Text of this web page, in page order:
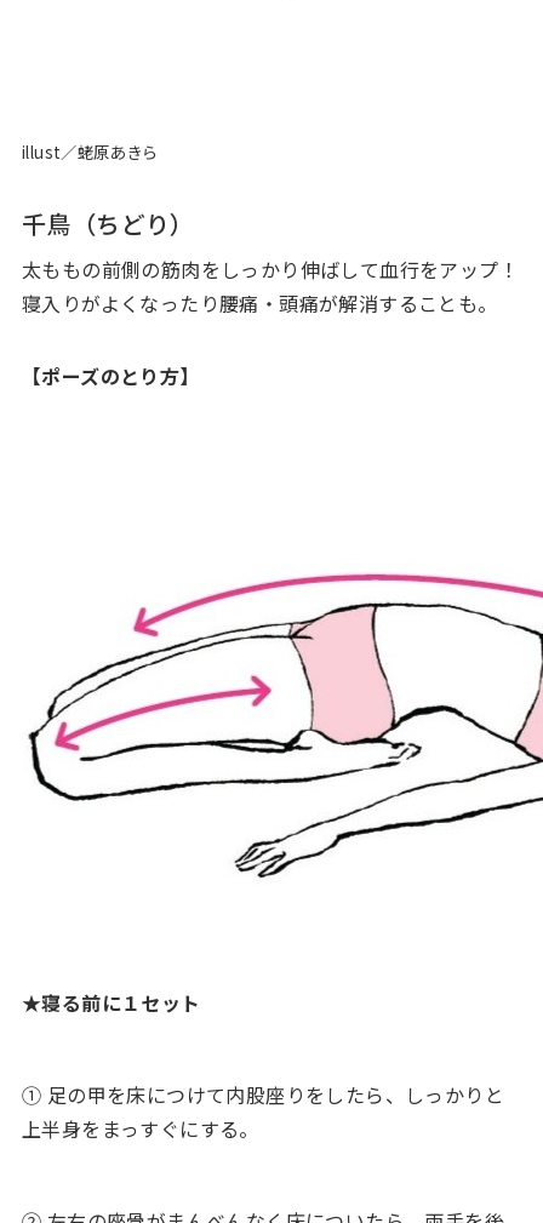
illust／蛯原あきら
千鳥（ちどり）
太ももの前側の筋肉をしっかり伸ばして血行をアップ！
寝入りがよくなったり腰痛・頭痛が解消することも。
【ポーズのとり方】
★寝る前に１セット
① 足の甲を床につけて内股座りをしたら、しっかりと
上半身をまっすぐにする。